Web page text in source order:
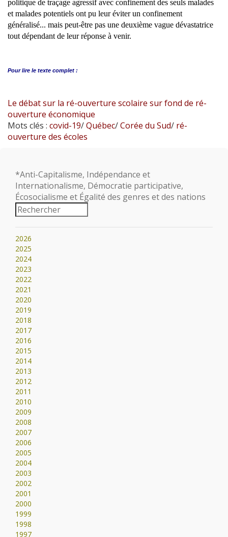
politique de traçage agressif avec confinement des seuls malades
et malades potentiels ont pu leur éviter un confinement
généralisé... mais peut-être pas une deuxième vague dévastatrice
tout dépendant de leur réponse à venir.
Pour lire le texte complet :
Le débat sur la ré-ouverture scolaire sur fond de ré-
ouverture économique
Mots clés : covid-19/Québec/Corée du Sud/ ré-
ouverture des écoles
*Anti-Capitalisme, Indépendance et
Internationalisme, Démocratie participative,
Écosocialisme et Égalité des genres et des nations
2026
2025
2024
2023
2022
2021
2020
2019
2018
2017
2016
2015
2014
2013
2012
2011
2010
2009
2008
2007
2006
2005
2004
2003
2002
2001
2000
1999
1998
1997